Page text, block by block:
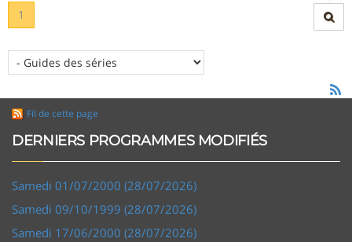
1
Fil de cette page
DERNIERS PROGRAMMES MODIFIÉS
Samedi 01/07/2000 (28/07/2026)
Samedi 09/10/1999 (28/07/2026)
Samedi 17/06/2000 (28/07/2026)